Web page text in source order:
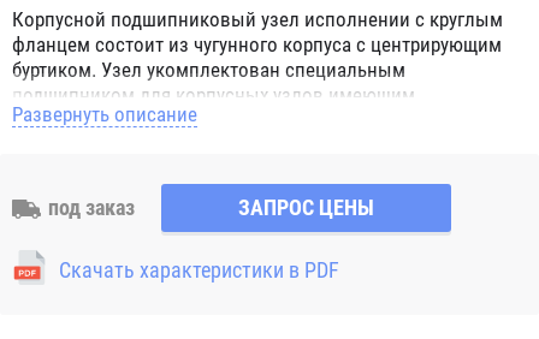
Корпусной подшипниковый узел исполнении с круглым
фланцем состоит из чугунного корпуса с центрирующим
буртиком. Узел укомплектован специальным
подшипником для корпусных узлов имеющим
сферическое наружное кольцо. При монтаже корпусных
вала или неточность монтажа. Корпус имеет четыре
отверстия для закрепления. Узлы c круглым чугунным
фланцем являются обслуживаемыми, подшипник
смазывается через специальный фиттинг (тавотницу)
Развернуть описание
под заказ ЗАПРОС ЦЕНЫ
Скачать характеристики в PDF